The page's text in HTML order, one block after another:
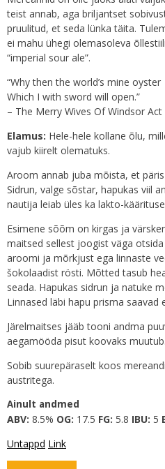
teist annab, aga briljantset
pruulitud, et seda lünka täita.
ei mahu ühegi olemasoleva
“imperial sour ale”.
“Why then the world’s mine oyster
Which I with sword will open.”
– The Merry Wives Of Windsor
Elamus: Hele-hele kollane õlu,
vajub kiirelt olematuks.
Aroom annab juba mõista, et
Sidrun, valge sõstar, hapukas viil
nautija leiab üles ka lakto-
Esimene sõõm on kirgas ja
maitsed sellest joogist väga
aroomi ja mõrkjust ega linnaste
šokolaadist rösti. Mõtted tasub
seada. Hapukas sidrun ja natuke
Linnased läbi hapu prisma saavad
Järelmaitses jääb tooni andma
aegamööda pisut koovaks muutub.
Sobib suurepäraselt koos
austritega.
Ainult andmed
ABV: 8.5% OG: 17.5 FG: 5.8 IBU: 5
Untappd Link